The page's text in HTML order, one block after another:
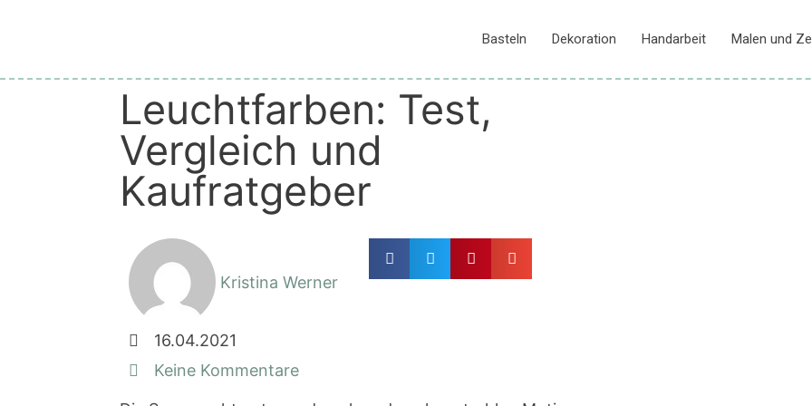
Basteln Dekoration Handarbeit Malen und
Leuchtfarben: Test,
Vergleich und
Kaufratgeber
Kristina Werner
16.04.2021
Keine Kommentare